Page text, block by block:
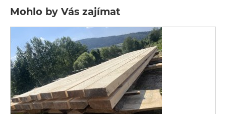
Mohlo by Vás zajímat